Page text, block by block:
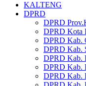
KALTENG
DPRD
DPRD
DPRD Kota
DPRD Kab.
DPRD Kab.
DPRD Kab.
DPRD Kab.
DPRD Kab.